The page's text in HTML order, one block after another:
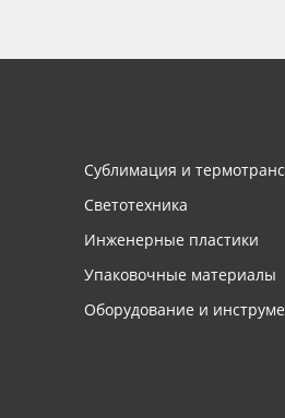
Сублимация и
Светотехника
Инженерные пластики
Упаковочные материалы
Оборудование и